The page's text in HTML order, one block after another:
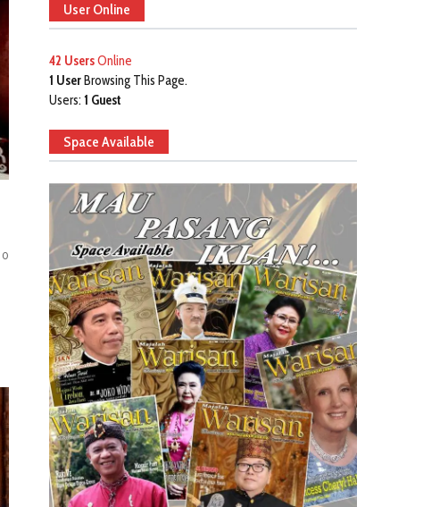
0
User Online
42 UsersOnline
1 UserBrowsing This Page.
Users: 1 Guest
Space Available